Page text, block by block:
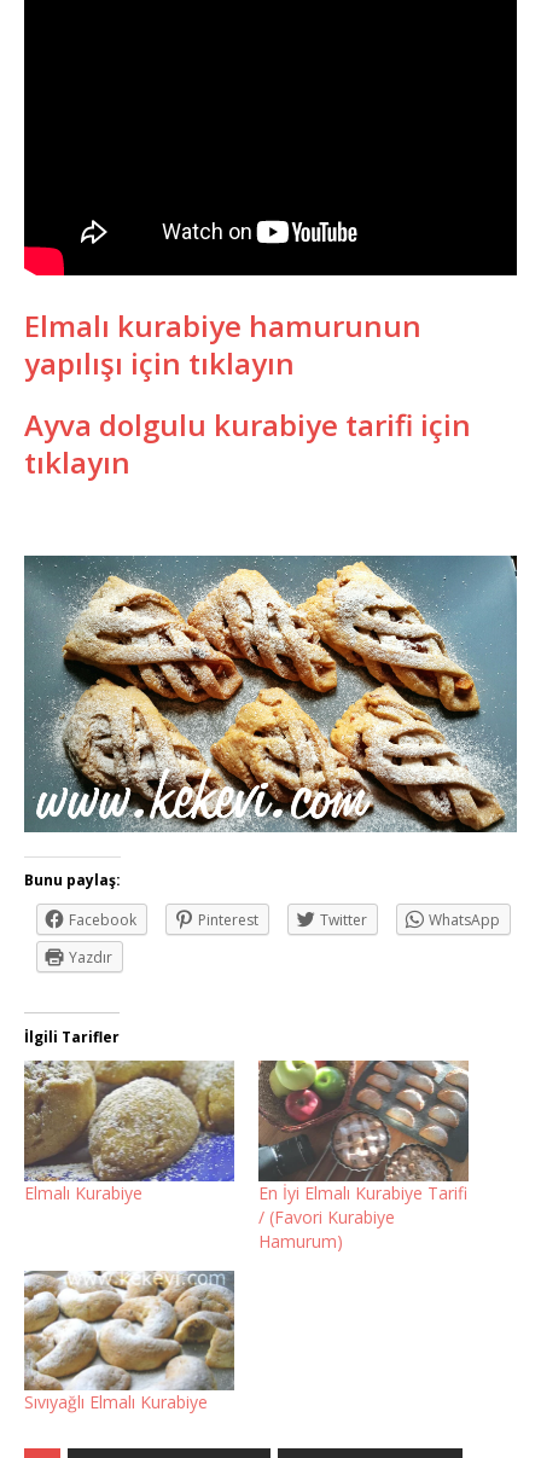
Elmalı kurabiye hamurunun
yapılışı için tıklayın
Ayva dolgulu kurabiye tarifi için
tıklayın
Bunu paylaş:
Facebook
Pinterest Twitter
WhatsApp
Yazdır
İlgili Tarifler
Elmalı Kurabiye
En İyi Elmalı Kurabiye Tarifi
/ (Favori Kurabiye
Hamurum)
Sıvıyağlı Elmalı Kurabiye